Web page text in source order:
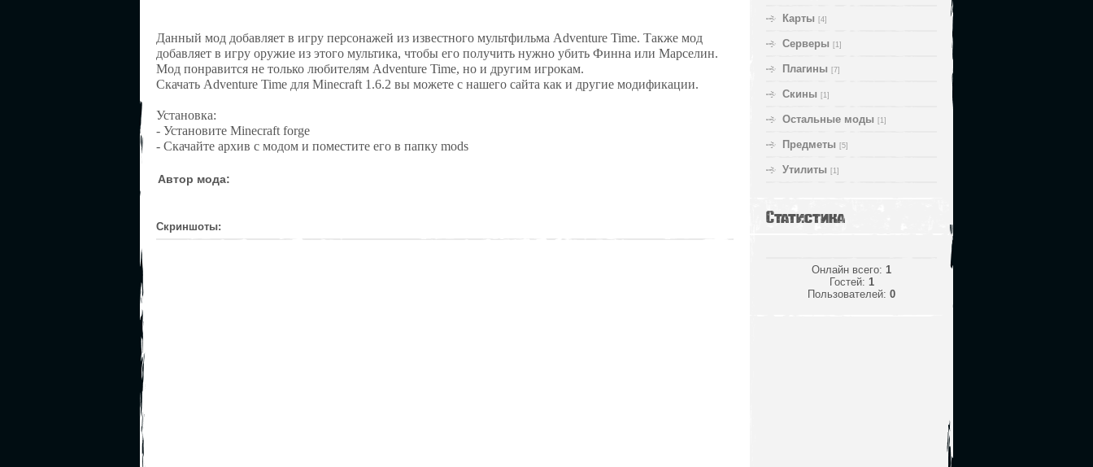
Данный мод добавляет в игру персонажей из известного мультфильма Adventure Time. Также мод
добавляет в игру оружие из этого мультика, чтобы его получить нужно убить Финна или Марселин.
Мод понравится не только любителям Adventure Time, но и другим игрокам.
Cкачать Adventure Time для Minecraft 1.6.2 вы можете с нашего сайта как и другие модификации.
Установка:
- Установите Minecraft forge
- Скачайте архив с модом и поместите его в папку mods
Автор мода:
Скриншоты:
Карты [4]
Серверы [1]
Плагины [7]
Скины [1]
Остальные моды [1]
Предметы [5]
Утилиты [1]
Статистика
Онлайн всего: 1
Гостей: 1
Пользователей: 0